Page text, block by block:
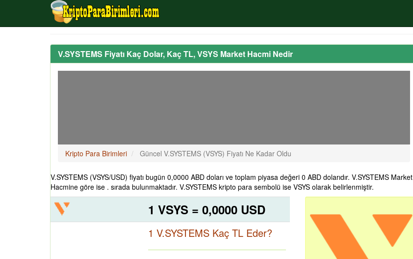
V.SYSTEMS Fiyatı Kaç Dolar, Kaç TL, VSYS Market Hacmi Nedir
Kripto Para Birimleri Güncel V.SYSTEMS (VSYS) Fiyatı Ne Kadar Oldu
V.SYSTEMS (VSYS/USD) fiyatı bugün 0,0000 ABD doları ve toplam piyasa değeri 0 ABD dolarıdır. V.SYSTEMS Market
Hacmine göre ise . sırada bulunmaktadır. V.SYSTEMS kripto para sembolü ise VSYS olarak belirlenmiştir.
1 VSYS = 0,0000 USD
1 V.SYSTEMS Kaç TL Eder?